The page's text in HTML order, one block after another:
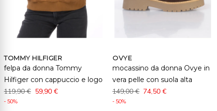
TOMMY HILFIGER
felpa da donna Tommy
Hilfiger con cappuccio e logo
119,90 € 59,90 €
- 50%
OVYE
mocassino da donna Ovye in
vera pelle con suola alta
149,00 € 74,50 €
- 50%